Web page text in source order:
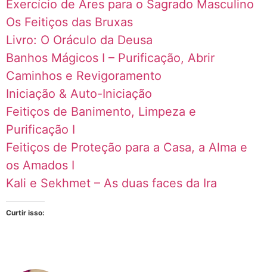
Exercício de Ares para o Sagrado Masculino
Os Feitiços das Bruxas
Livro: O Oráculo da Deusa
Banhos Mágicos I – Purificação, Abrir
Caminhos e Revigoramento
Iniciação & Auto-Iniciação
Feitiços de Banimento, Limpeza e
Purificação I
Feitiços de Proteção para a Casa, a Alma e
os Amados I
Kali e Sekhmet – As duas faces da Ira
Curtir isso: